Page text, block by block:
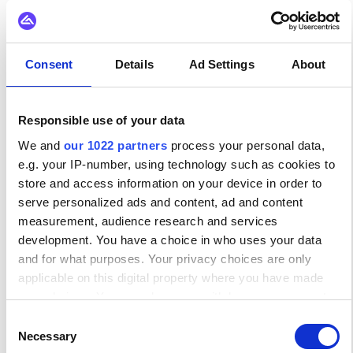
Consent Details Ad Settings About
Responsible use of your data
We and our 1022 partners process your personal data,
e.g. your IP-number, using technology such as cookies to
store and access information on your device in order to
serve personalized ads and content, ad and content
measurement, audience research and services
development. You have a choice in who uses your data
and for what purposes. Your privacy choices are only
applicable on this digital property where you have made
your choices. You can change or withdraw your consent
Privacy trigger icon.
Selection
Necessary
chaque client est coûteux, génère de la dette
AVEC SPACES
Une seule plateforme, des modèles réutilisables,
un Espace isolé par client.
Construire en interne est un
gouffre financier
Ajoutez, remplacez ou migrez des systèmes avec